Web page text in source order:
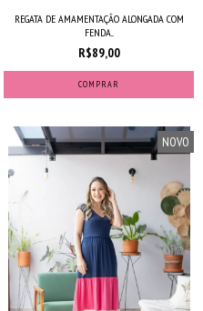
REGATA DE AMAMENTAÇÃO ALONGADA COM
FENDA...
R$89,00
COMPRAR
NOVO